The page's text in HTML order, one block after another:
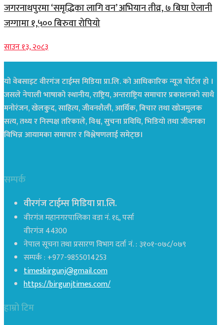
जगरनाथपुरमा ‘समृद्धिका लागि वन’ अभियान तीव्र, ७ बिघा ऐलानी
जग्गामा १,५०० बिरुवा रोपियो
साउन १३, २०८३
यो वेबसाइट वीरगंज टाईम्स मिडिया प्रा.लि. को आधिकारिक न्यूज पोर्टल हो ।
जसले नेपाली भाषाको स्थानीय, राष्ट्रिय, अन्तराष्ट्रिय समाचार प्रकाशनको साथै
मनोरंजन, खेलकुद, साहित्य, जीवनशैली, आर्थिक, बिचार तथा खोजमुलक
सत्य, तथ्य र निस्पक्ष तरिकाले, विश्व, सुचना प्रविधि, भिडियो तथा जीवनका
विभिन्न आयामका समाचार र विश्लेषणलाई समेट्छ।
सम्पर्क
वीरगंज टाईम्स मिडिया प्रा.लि.
वीरगंज महानगरपालिका वडा नं. १६, पर्सा
वीरगंज 44300
नेपाल सूचना तथा प्रसारण विभाग दर्ता नं. : ३१०१-०७८/०७९
सम्पर्क : +977-9855014253
timesbirgunj@gmail.com
https://birgunjtimes.com/
हाम्रो टिम